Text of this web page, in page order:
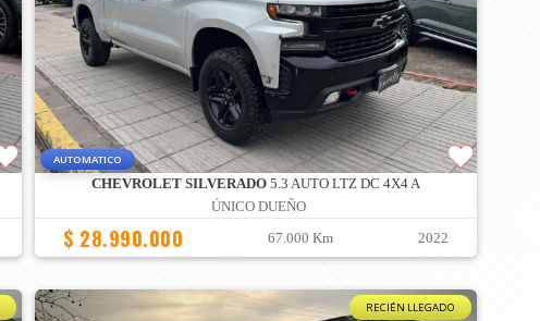
AUTOMATICO
CHEVROLET SILVERADO5.3 AUTO LTZ DC 4X4 A
ÚNICO DUEÑO
$ 28.990.000 67.000 Km 2022
RECIÉN LLEGADO